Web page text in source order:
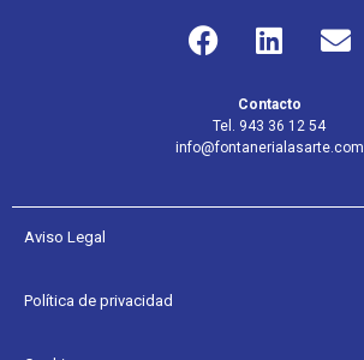
Contacto
Tel. 943 36 12 54
info@fontanerialasarte.com
Aviso Legal
Política de privacidad